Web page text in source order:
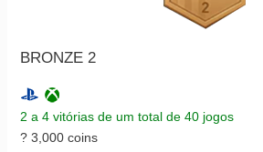
BRONZE 2
2 a 4 vitórias de um total de 40 jogos
? 3,000 coins